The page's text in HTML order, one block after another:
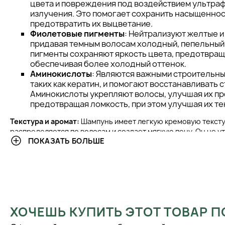
цвета и повреждения под воздействием
излучения. Это помогает сохранить
предотвратить их выцветание.
Фиолетовые пигменты: Нейтрализуют желтые
придавая темным волосам холодный, пепельный
пигменты сохраняют яркость цвета,
обеспечивая более холодный оттенок.
Аминокислоты: Являются важными
таких как кератин, и помогают восстанавливать
Аминокислоты укрепляют волосы, улучшая их
предотвращая ломкость, при этом улучшая их
Текстура и аромат: Шампунь имеет легкую кремовую
распределяется по волосам и создает мягкую пену. Он не
оставляя их свежими и мягкими на ощупь. Аромат шампуня
чувствительные, и помогает поддерживать их здоровье и
ПОКАЗАТЬ БОЛЬШЕ
ХОЧЕШЬ КУПИТЬ ЭТОТ ТОВАР